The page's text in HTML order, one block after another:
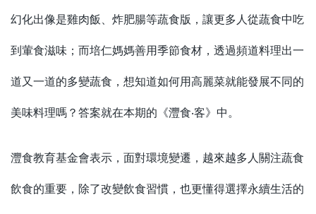
幻化出像是雞肉飯、炸肥腸等蔬食版，讓更多人從蔬食中吃
到葷食滋味；而培仁媽媽善用季節食材，透過頻道料理出一
道又一道的多變蔬食，想知道如何用高麗菜就能發展不同的
美味料理嗎？答案就在本期的《灃食‧客》中。
灃食教育基金會表示，面對環境變遷，越來越多人關注蔬食
飲食的重要，除了改變飲食習慣，也更懂得選擇永續生活的